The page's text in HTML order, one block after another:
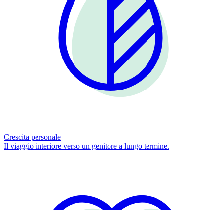
Crescita personale
Il viaggio interiore verso un genitore a lungo termine.